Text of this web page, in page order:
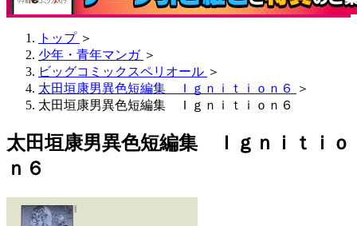
トップ ＞
少年・青年マンガ ＞
ビッグコミックスペリオール ＞
太田垣康男異色短編集 Ｉｇｎｉｔｉｏｎ６
＞
太田垣康男異色短編集 Ｉｇｎｉｔｉｏｎ６
太田垣康男異色短編集 Ｉｇｎｉｔｉｏ
ｎ６